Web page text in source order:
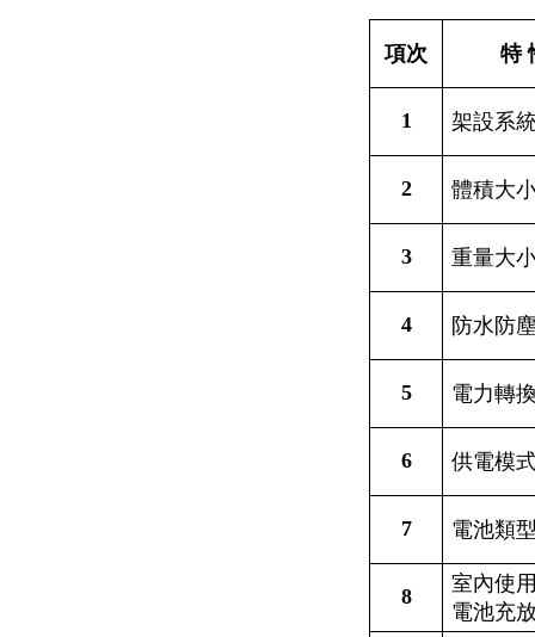
項次 特
1 架設系
2 體積大
3 重量大
4 防水防
5 電力轉
6 供電模
7 電池類
8
室內使
電池充